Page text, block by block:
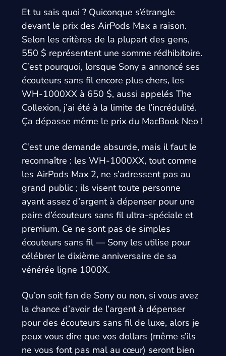
Et tu sais quoi ? Quiconque s’étrangle
devant le prix des AirPods Max a raison.
Selon les critères de la plupart des gens,
550 $ représentent une somme rédhibitoire.
C’est pourquoi, lorsque Sony a annoncé ses
écouteurs sans fil encore plus chers, les
WH-1000XX à 650 $, aussi appelés The
Collexion, j’ai été à la limite de l’incrédulité.
Ça dépasse même le prix du MacBook Neo !
C’est une demande absurde, mais il faut le
reconnaître : les WH-1000XX, tout comme
les AirPods Max 2, ne s’adressent pas au
grand public ; ils visent toute personne
ayant assez d’argent à dépenser pour une
paire d’écouteurs sans fil ultra-spéciale et
premium. Ce ne sont pas de simples
écouteurs sans fil — Sony les utilise pour
célébrer le dixième anniversaire de sa
vénérée ligne 1000X.
Qu’on soit fan de Sony ou non, si vous avez
la chance d’avoir de l’argent à dépenser
pour des écouteurs sans fil de luxe, alors je
peux vous dire que vos dollars (même s’ils
ne vous font pas mal au cœur) seront bien